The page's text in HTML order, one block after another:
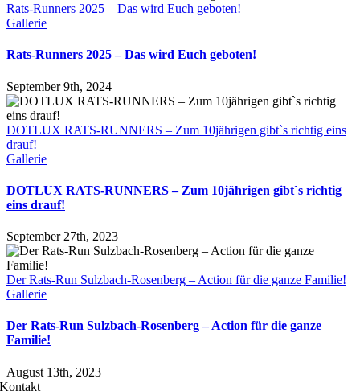
Rats-Runners 2025 – Das wird Euch geboten!
Gallerie
Rats-Runners 2025 – Das wird Euch geboten!
September 9th, 2024
DOTLUX RATS-RUNNERS – Zum 10jährigen gibt`s richtig eins
drauf!
Gallerie
DOTLUX RATS-RUNNERS – Zum 10jährigen gibt`s richtig
eins drauf!
September 27th, 2023
Der Rats-Run Sulzbach-Rosenberg – Action für die ganze Familie!
Gallerie
Der Rats-Run Sulzbach-Rosenberg – Action für die ganze
Familie!
August 13th, 2023
Kontakt